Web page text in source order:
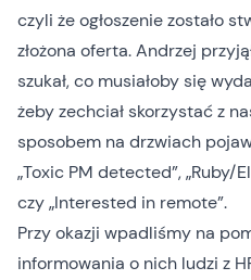
czyli że ogłoszenie zostało
złożona oferta. Andrzej
szukał, co musiałoby się
żeby zechciał skorzystać z
sposobem na drzwiach
„Toxic PM detected”,
czy „Interested in remote”.
Przy okazji wpadliśmy na
informowania o nich ludzi z